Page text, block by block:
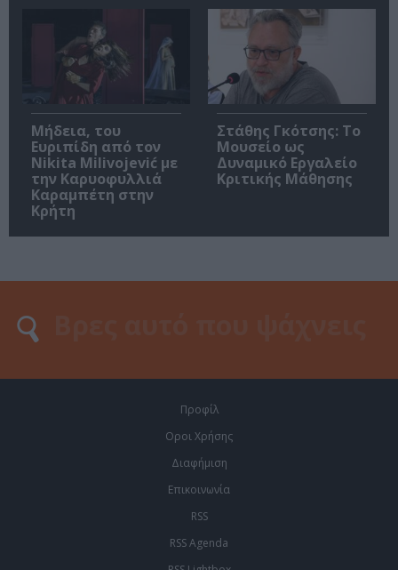
Μήδεια, του
Ευριπίδη από τον
Nikita Milivojević με
την Καρυοφυλλιά
Καραμπέτη στην
Κρήτη
Στάθης Γκότσης: Το
Μουσείο ως
Δυναμικό Εργαλείο
Κριτικής Μάθησης
Προφίλ
Οροι Χρήσης
Διαφήμιση
Επικοινωνία
RSS
RSS Agenda